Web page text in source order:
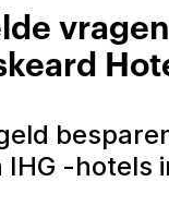
IHG -hotels